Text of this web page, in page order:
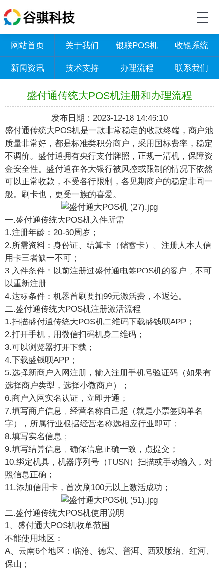
网站首页 关于我们 银联POS机 收银系统
新闻资讯 技术支持 办理流程 联系我们
盛付通传统大POS机注册和办理流程
发布日期：2023-12-18 14:46:10
盛付通传统大POS机是一款非常稳定的收款终端，商户池
质量非常好，都是标准类积分商户，采用国标费率，稳定
不调价。盛付通拥有央行支付牌照，正规一清机，保障资
金安全性。盛付通在各大银行被风控或限制的情况下依然
可以正常收款，不受各行限制，各见期商户的稳定非同一
般。刷卡也，更受一族的喜爱。
一.盛付通传统大POS机入件所需
1.注册年龄：20-60周岁；
2.所需资料：身份证、结算卡（储蓄卡）、注册人本人信
用卡三者缺一不可；
3.入件条件：以前注册过盛付通电签POS机的客户，不可
以重新注册
4.达标条件：机器首刷要扣99元激活费，不返还。
二.盛付通传统大POS机注册激活流程
1.扫描盛付通传统大POS机二维码下载盛钱呗APP；
2.打开手机，用微信扫码机身二维码；
3.可以浏览器打开下载；
4.下载盛钱呗APP；
5.选择新商户入网注册，输入注册手机号验证码（如果有
选择商户类型，选择小微商户）；
6.商户入网实名认证，立即开通；
7.填写商户信息，经营名称自己起（就是小票签购单名
字），所属行业根据经营名称选相应行业即可；
8.填写实名信息；
9.填写结算信息，确保信息正确一致，点提交；
10.绑定机具，机器序列号（TUSN）扫描或手动输入，对
照信息正确；
11.添加信用卡，首次刷100元以上激活成功；
二.盛付通传统大POS机使用说明
1、盛付通大POS机收单范围
不能使用地区：
A、云南6个地区：临沧、德宏、普洱、西双版纳、红河、
保山；